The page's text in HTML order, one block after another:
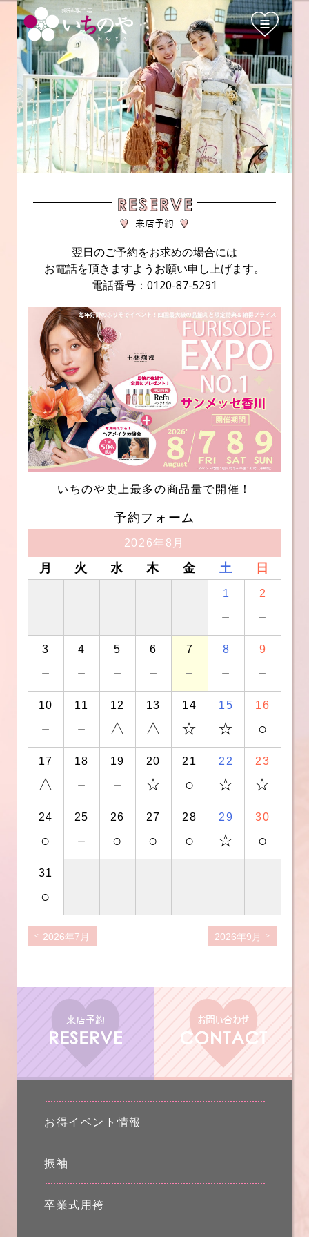
翌日のご予約をお求めの場合には
お電話を頂きますようお願い申し上げます。
電話番号：0120-87-5291
いちのや史上最多の商品量で開催！
予約フォーム
2026年8月
月 火 水 木 金 土 日
1
－
2
－
3
－
4
－
5
－
6
－
7
－
8
－
9
－
10
－
11
－
12
△
13
△
14
☆
15
☆
16
○
17
△
18
－
19
－
20
☆
21
○
22
☆
23
☆
24
○
25
－
26
○
27
○
28
○
29
☆
30
○
31
○
2026年7月 2026年9月
お得イベント情報
振袖
卒業式用袴